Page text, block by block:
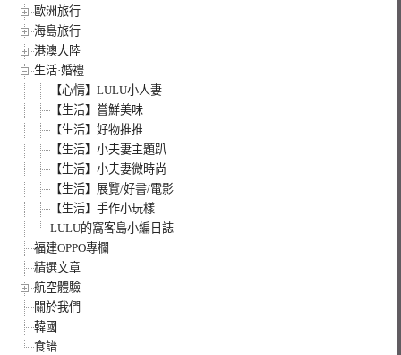
歐洲旅行
海島旅行
港澳大陸
生活·婚禮
【心情】LULU小人妻
【生活】嘗鮮美味
【生活】好物推推
【生活】小夫妻主題趴
【生活】小夫妻微時尚
【生活】展覽/好書/電影
【生活】手作小玩樣
LULU的窩客島小編日誌
福建OPPO專欄
精選文章
航空體驗
關於我們
韓國
食譜